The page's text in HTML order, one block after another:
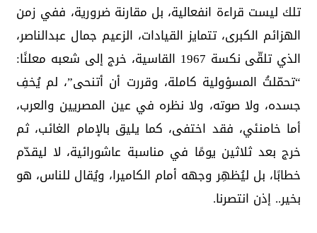
تلك ليست قراءة انفعالية، بل مقارنة ضرورية، ففي زمن
الهزائم الكبرى، تتمايز القيادات، الزعيم جمال عبدالناصر،
الذي تلقّى نكسة 1967 القاسية، خرج إلى شعبه معلنًا:
“تحمّلتُ المسؤولية كاملة، وقررت أن أتنحى”، لم يُخفِ
جسده، ولا صوته، ولا نظره في عين المصريين والعرب،
أما خامنئي، فقد اختفى، كما يليق بالإمام الغائب، ثم
خرج بعد ثلاثين يومًا في مناسبة عاشورائية، لا ليقدّم
خطابًا، بل ليُظهِر وجهه أمام الكاميرا، ويُقال للناس، هو
بخير.. إذن انتصرنا.